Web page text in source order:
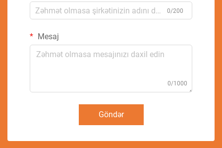
0/200
Mesaj
0/1000
Göndər